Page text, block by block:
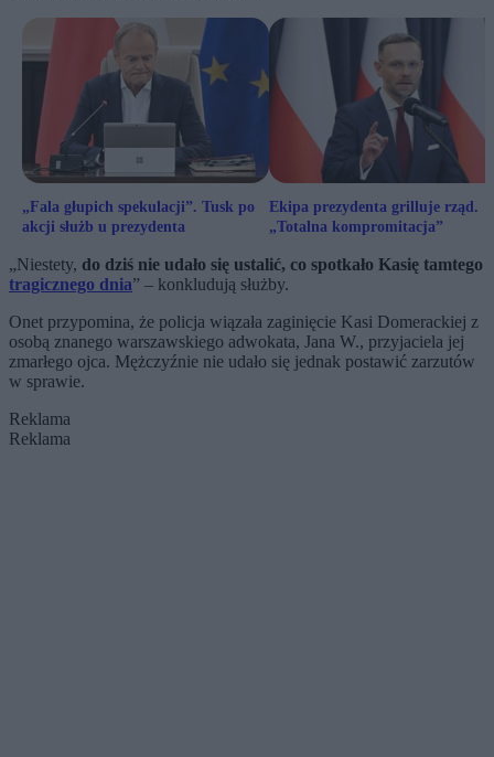
„Fala głupich spekulacji”. Tusk po
akcji służb u prezydenta
Ekipa prezydenta grilluje rząd.
„Totalna kompromitacja”
„Niestety, do dziś nie udało się ustalić, co spotkało Kasię tamtego
tragicznego dnia” – konkludują służby.
Onet przypomina, że policja wiązała zaginięcie Kasi Domerackiej z
osobą znanego warszawskiego adwokata, Jana W., przyjaciela jej
zmarłego ojca. Mężczyźnie nie udało się jednak postawić zarzutów
w sprawie.
Reklama
Reklama